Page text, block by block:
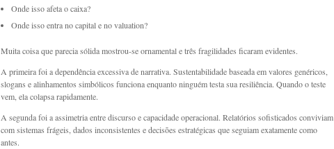
Onde isso afeta o caixa?
Onde isso entra no capital e no valuation?
Muita coisa que parecia sólida mostrou-se ornamental e três fragilidades ficaram evidentes.
A primeira foi a dependência excessiva de narrativa. Sustentabilidade baseada em valores genéricos,
slogans e alinhamentos simbólicos funciona enquanto ninguém testa sua resiliência. Quando o teste
vem, ela colapsa rapidamente.
A segunda foi a assimetria entre discurso e capacidade operacional. Relatórios sofisticados conviviam
com sistemas frágeis, dados inconsistentes e decisões estratégicas que seguiam exatamente como
antes.